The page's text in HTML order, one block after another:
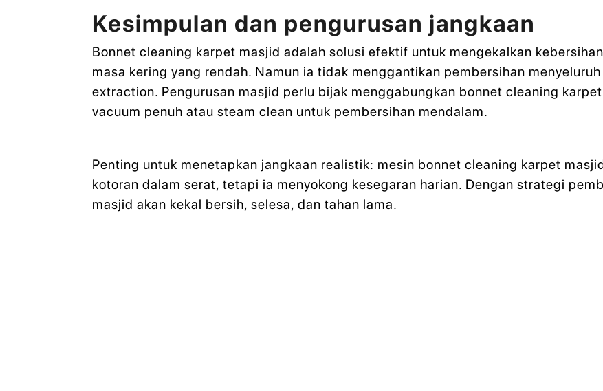
Kesimpulan dan pengurusan jangkaan
Bonnet cleaning karpet masjid adalah solusi efektif untuk mengekalkan
masa kering yang rendah. Namun ia tidak menggantikan pembersihan
extraction. Pengurusan masjid perlu bijak menggabungkan bonnet cleaning
vacuum penuh atau steam clean untuk pembersihan mendalam.
Penting untuk menetapkan jangkaan realistik: mesin bonnet cleaning karpet
kotoran dalam serat, tetapi ia menyokong kesegaran harian. Dengan strategi
masjid akan kekal bersih, selesa, dan tahan lama.